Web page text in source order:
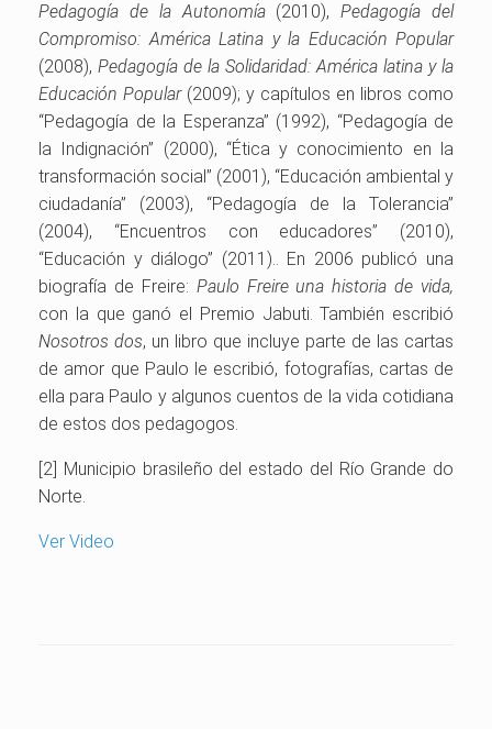
Pedagogía de la Autonomía(2010),Pedagogía del
Compromiso: América Latina y la Educación Popular
(2008), Pedagogía de la Solidaridad: América latina y la
Educación Popular(2009); y capítulos en libros como
“Pedagogía de la Esperanza” (1992), “Pedagogía de
la Indignación” (2000), “Ética y conocimiento en la
transformación social” (2001), “Educación ambiental y
ciudadanía” (2003), “Pedagogía de la Tolerancia”
(2004), “Encuentros con educadores” (2010),
“Educación y diálogo” (2011).. En 2006 publicó una
biografía de Freire: Paulo Freire una historia de vida,
con la que ganó el Premio Jabuti. También escribió
Nosotros dos, un libro que incluye parte de las cartas
de amor que Paulo le escribió, fotografías, cartas de
ella para Paulo y algunos cuentos de la vida cotidiana
de estos dos pedagogos.
[2] Municipio brasileño del estado del Río Grande do
Norte.
Ver Video